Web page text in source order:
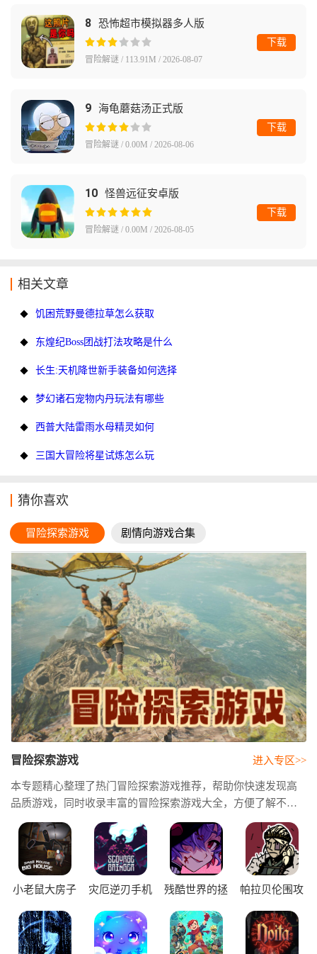
8 恐怖超市模拟器多人版
冒险解谜 / 113.91M / 2026-08-07
下载
9 海龟蘑菇汤正式版
冒险解谜 / 0.00M / 2026-08-06
下载
10 怪兽远征安卓版
冒险解谜 / 0.00M / 2026-08-05
下载
相关文章
饥困荒野曼德拉草怎么获取
东煌纪Boss团战打法攻略是什么
长生:天机降世新手装备如何选择
梦幻诸石宠物内丹玩法有哪些
西普大陆雷雨水母精灵如何
三国大冒险将星试炼怎么玩
猜你喜欢
冒险探索游戏 剧情向游戏合集
冒险探索游戏
本专题精心整理了热门冒险探索游戏推荐，帮助你快速发现高
品质游戏，同时收录丰富的冒险探索游戏大全，方便了解不同
类型的精品佳作。这里还提供热门冒险探索游戏下载资源，让
你轻松开启一场精彩刺激的冒险之旅。
进入专区>>
小老鼠大房子
灾厄逆刃手机
残酷世界的拯
帕拉贝伦围攻